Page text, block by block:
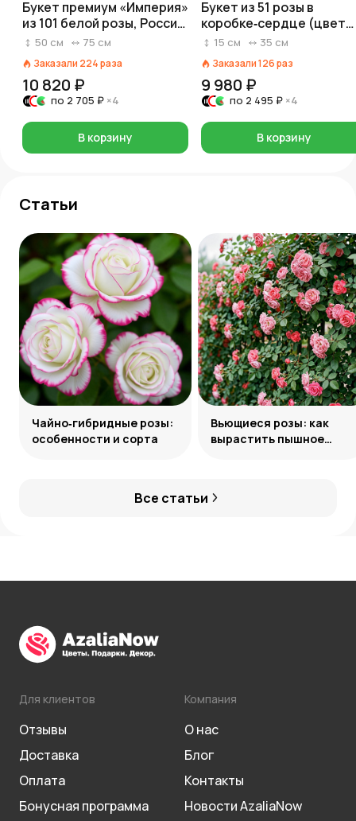
Букет премиум «Империя»
из 101 белой розы, Россия,
50 см
50 см 75 см
Заказали 224раза
10 820 ₽
по 2 705 ₽ ×4
В корзину
Букет из 51 розы в
коробке‑сердце (цвет
роз и коробки на выбор:
15 см 35 см
Заказали126раз
9 980 ₽
по 2 495 ₽ ×4
В корзину
Статьи
Все статьи
Чайно‑гибридные розы:
особенности и сорта
Вьющиеся розы: как
вырастить пышное
Для клиентов
Отзывы
Доставка
Оплата
Бонусная программа
Компания
О нас
Блог
Контакты
Новости AzaliaNow